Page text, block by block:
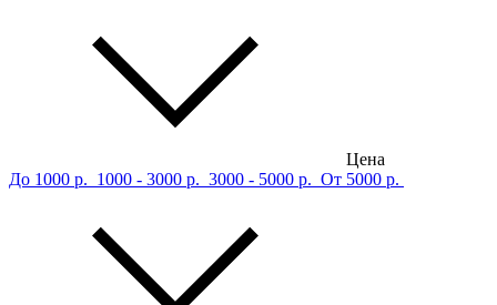
Цена
До 1000 р. 1000 - 3000 р. 3000 - 5000 р. От 5000 р.